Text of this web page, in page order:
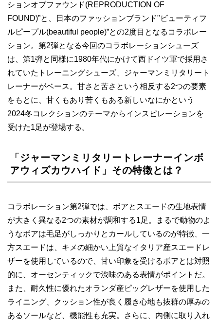
ションオブファウンド(REPRODUCTION OF
FOUND)”と、日本のファッションブランド"ビューティフ
ルピープル(beautiful people)”との2度目となるコラボレー
ション。第2弾となる今回のコラボレーションシューズ
は、第1弾と同様に1980年代にかけて西ドイツ軍で採用さ
れていたトレーニングシューズ、ジャーマンミリタリート
レーナーがベース。甘さと苦さという相反する2つの要素
をもとに、甘くもあり苦くもある新しいなにかという
2024冬コレクションのテーマからインスピレーションを
受けた1足が登場する。
「ジャーマンミリタリートレーナーインボ
アウィズカウハイド」その特徴とは？
コラボレーション第2弾では、ボアとスエードの生地表情
が大きく異なる2つの素材が調和する1足。まるで動物のよ
うなボアは毛足がしっかりとカールしているのが特徴、一
方スエードは、キメの細かい上質なイタリア産スエードレ
ザーを使用しているので、甘い印象を受けるボアとは対照
的に、オーセンティックで渋味のある表情がポイントだ。
また、耐久性に優れたオランダ産ピッグレザーを使用した
ライニング、クッション性が良く履き心地も抜群の厚みの
あるソールなど、機能性も充実。さらに、内側に取り入れ